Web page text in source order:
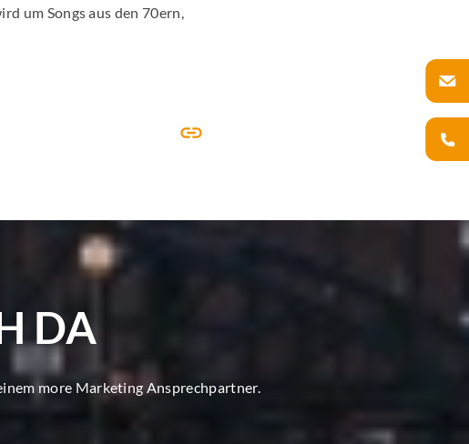
um Songs aus den 70ern,
DA
more Marketing Ansprechpartner.